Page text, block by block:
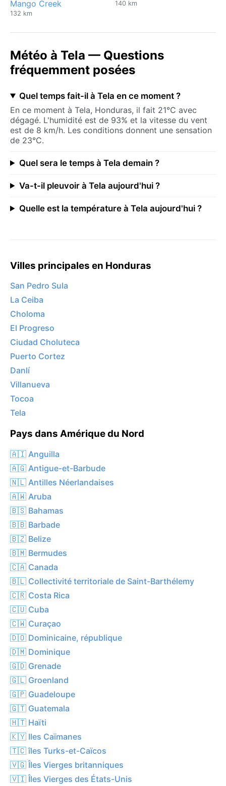
Mango Creek
132 km
140 km
Météo à Tela — Questions
fréquemment posées
Quel temps fait-il à Tela en ce moment ?
En ce moment à Tela, Honduras, il fait 21°C avec
dégagé. L'humidité est de 93% et la vitesse du vent
est de 8 km/h. Les conditions donnent une sensation
de 23°C.
Quel sera le temps à Tela demain ?
Va-t-il pleuvoir à Tela aujourd'hui ?
Quelle est la température à Tela aujourd'hui ?
Villes principales en Honduras
San Pedro Sula
La Ceiba
Choloma
El Progreso
Ciudad Choluteca
Puerto Cortez
Danlí
Villanueva
Tocoa
Tela
Pays dans Amérique du Nord
🇦🇮 Anguilla
🇦🇬 Antigue-et-Barbude
🇳🇱 Antilles Néerlandaises
🇦🇼 Aruba
🇧🇸 Bahamas
🇧🇧 Barbade
🇧🇿 Belize
🇧🇲 Bermudes
🇨🇦 Canada
🇧🇱 Collectivité territoriale de Saint-Barthélemy
🇨🇷 Costa Rica
🇨🇺 Cuba
🇨🇼 Curaçao
🇩🇴 Dominicaine, république
🇩🇲 Dominique
🇬🇩 Grenade
🇬🇱 Groenland
🇬🇵 Guadeloupe
🇬🇹 Guatemala
🇭🇹 Haïti
🇰🇾 Iles Caïmanes
🇹🇨 îles Turks-et-Caïcos
🇻🇬 Îles Vierges britanniques
🇻🇮 Îles Vierges des États-Unis